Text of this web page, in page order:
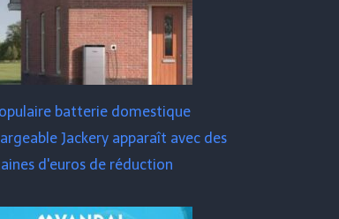
batterie domestique
Jackery apparaît avec des
d'euros de réduction